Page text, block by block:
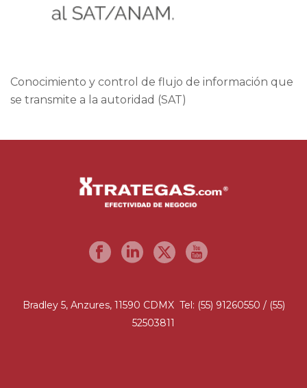
Conocimiento y control de flujo de información que
se transmite a la autoridad (SAT)
Bradley 5, Anzures, 11590 CDMX Tel: (55) 91260550 / (55)
52503811